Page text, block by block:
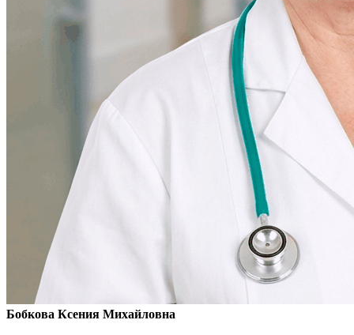
Бобкова Ксения Михайловна